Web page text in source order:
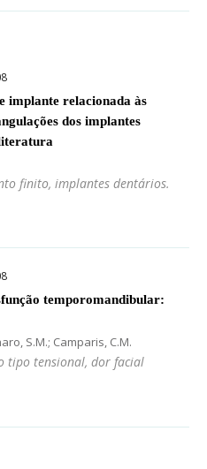
implante relacionada às
dos implantes
finito, implantes dentários.
temporomandibular:
S.M.; Camparis, C.M.
tipo tensional, dor facial